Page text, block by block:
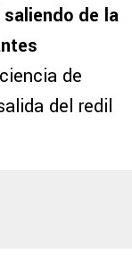
de la
de
del redil